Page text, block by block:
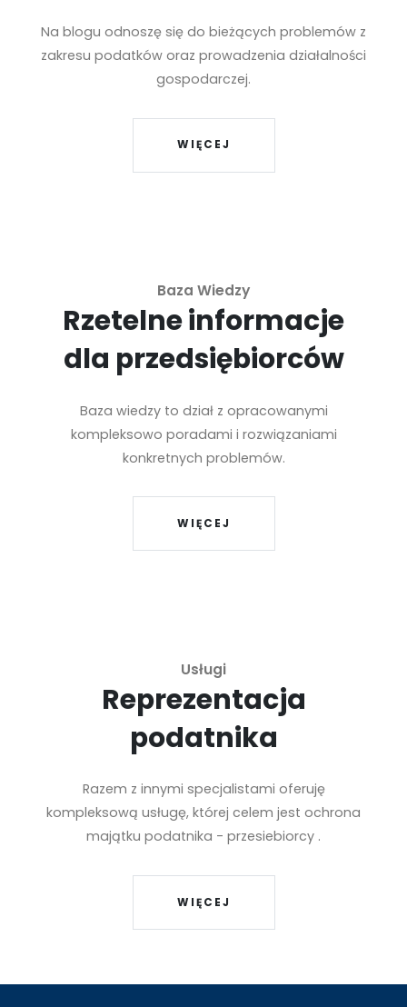
Na blogu odnoszę się do bieżących problemów z
zakresu podatków oraz prowadzenia działalności
gospodarczej.
WIĘCEJ
Baza Wiedzy
Rzetelne informacje
dla przedsiębiorców
Baza wiedzy to dział z opracowanymi
kompleksowo poradami i rozwiązaniami
konkretnych problemów.
WIĘCEJ
Usługi
Reprezentacja
podatnika
Razem z innymi specjalistami oferuję
kompleksową usługę, której celem jest ochrona
majątku podatnika - przesiebiorcy .
WIĘCEJ